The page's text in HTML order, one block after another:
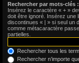
Rechercher par mots-clés :
Insérez le caractère « + »
doit être ignoré. Insérez une
discontinues « | » si seul un
comme métacaractère
partielles.
Rechercher tous les
Rechercher n’importe